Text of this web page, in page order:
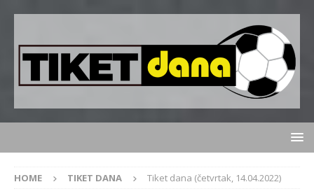
HOME TIKET DANA Tiket dana (četvrtak, 14.04.2022)